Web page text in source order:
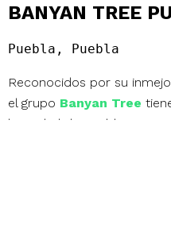
BANYAN TREE
Puebla, Puebla
Reconocidos por su
el grupo Banyan Tree
la ciudad de Puebla. ¿Te